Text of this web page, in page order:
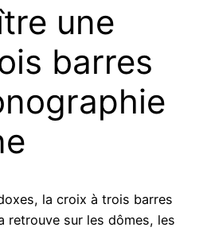
une
barres
la croix à trois barres
retrouve sur les dômes, les